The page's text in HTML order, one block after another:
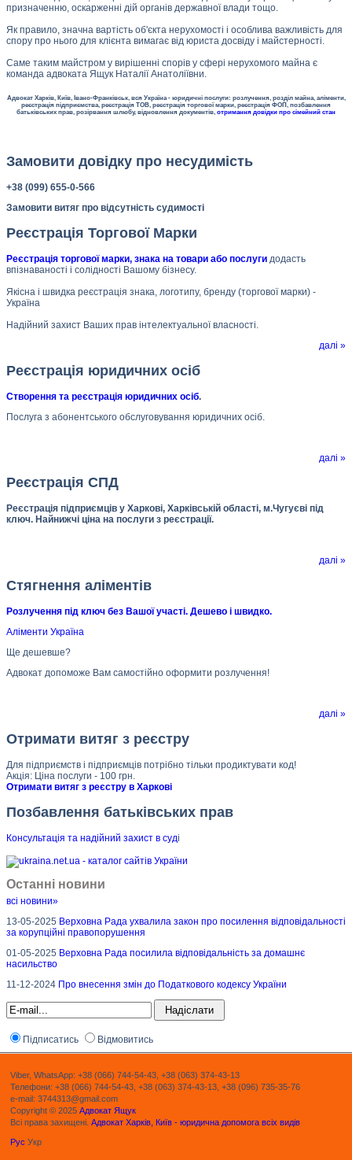
призначенню, оскарженні дій органів державної влади тощо.
Як правило, значна вартість об'єкта нерухомості і особлива важливість для
спору про нього для клієнта вимагає від юриста досвіду і майстерності.
Саме таким майстром у вирішенні спорів у сфері нерухомого майна є
команда адвоката Ящук Наталії Анатоліївни.
Адвокат Харків, Київ, Івано-Франківськ, вся Україна - юридичні послуги: розлучення, розділ майна, аліменти,
реєстрація підприємства, реєстрація ТОВ, реєстрація торгової марки, реєстрація ФОП, позбавлення
батьківських прав, розірвання шлюбу, відновлення документів, отримання довідки про сімейний стан
Замовити довідку про несудимість
+38 (099) 655-0-566
Замовити витяг про відсутність судимості
Реєстрація Торгової Марки
Реєстрація торгової марки, знака на товари або послуги додасть
впізнаваності і солідності Вашому бізнесу.
Якісна і швидка реєстрація знака, логотипу, бренду (торгової марки) -
Україна
Надійний захист Ваших прав інтелектуальної власності.
далі »
Реєстрація юридичних осіб
Створення та реєстрація юридичних осіб.
Послуга з абонентського обслуговування юридичних осіб.
далі »
Реєстрація СПД
Реєстрація підприємців у Харкові, Харківській області, м.Чугуєві під
ключ. Найнижчі ціна на послуги з реєстрації.
далі »
Стягнення аліментів
Розлучення під ключ без Вашої участі. Дешево і швидко.
Аліменти Україна
Ще дешевше?
Адвокат допоможе Вам самостійно оформити розлучення!
далі »
Отримати витяг з реєстру
Для підприємств і підприємців потрібно тільки продиктувати код!
Акція: Ціна послуги - 100 грн.
Отримати витяг з реєстру в Харкові
Позбавлення батьківських прав
Консультація та надійний захист в суді
Останні новини
всі новини»
13-05-2025 Верховна Рада ухвалила закон про посилення відповідальності
за корупційні правопорушення
01-05-2025 Верховна Рада посилила відповідальність за домашнє
насильство
11-12-2024 Про внесення змін до Податкового кодексу України
Підписатись Відмовитись
Viber, WhatsApp: +38 (066) 744-54-43, +38 (063) 374-43-13
Телефони: +38 (066) 744-54-43, +38 (063) 374-43-13, +38 (096) 735-35-76
e-mail: 3744313@gmail.com
Copyright © 2025 Адвокат Ящук
Всі права захищені. Адвокат Харків, Київ - юридична допомога всіх видів
Рус Укр